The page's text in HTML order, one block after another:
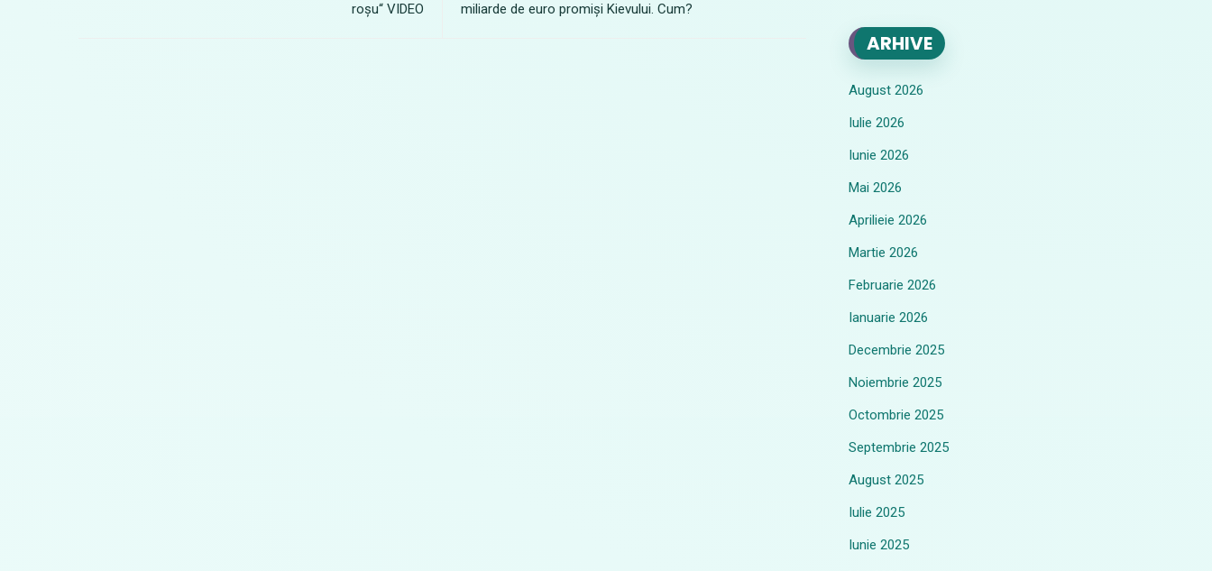
roșu“ VIDEO
miliarde de euro promiși Kievului. Cum?
ARHIVE
August 2026
Iulie 2026
Iunie 2026
Mai 2026
Aprilieie 2026
Martie 2026
Februarie 2026
Ianuarie 2026
Decembrie 2025
Noiembrie 2025
Octombrie 2025
Septembrie 2025
August 2025
Iulie 2025
Iunie 2025